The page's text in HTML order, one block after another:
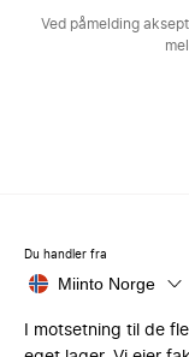
Ved påmelding
Du handler fra
Miinto Norge
I motsetning til de